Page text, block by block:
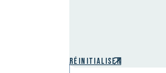
Réinitialiser